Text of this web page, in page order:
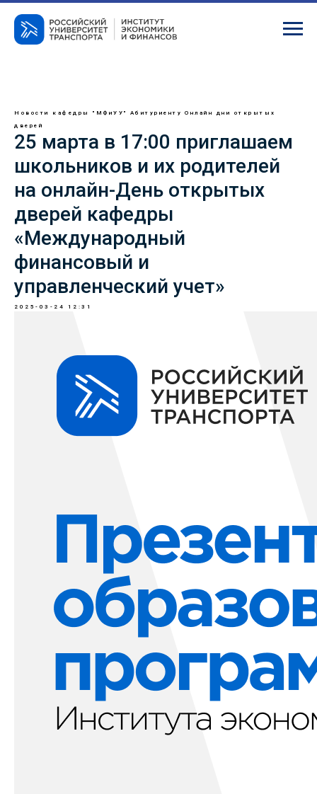
Новости кафедры "МФиУУ" Абитуриенту
Онлайн дни открытых
дверей
25 марта в 17:00 приглашаем
школьников и их родителей
на онлайн-День открытых
дверей кафедры
«Международный
финансовый и
управленческий учет»
2025-03-24 12:31